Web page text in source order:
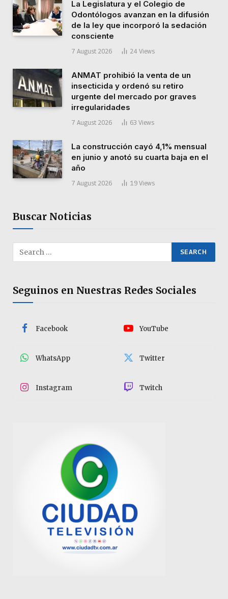
La Legislatura y el Colegio de
Odontólogos avanzan en la difusión
de la ley que incorporó la sedación
consciente
7 August 2026 24 Views
ANMAT prohibió la venta de un
insecticida y ordenó su retiro
urgente del mercado por graves
irregularidades
7 August 2026 63 Views
La construcción cayó 4,1% mensual
en junio y anotó su cuarta baja en el
año
7 August 2026 19 Views
Buscar Noticias
Seguinos en Nuestras Redes Sociales
Facebook YouTube
WhatsApp Twitter
Instagram Twitch